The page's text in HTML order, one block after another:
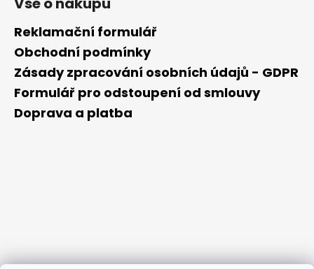
Reklamační formulář
Obchodní podmínky
Zásady zpracování osobních údajů - GDPR
Formulář pro odstoupení od smlouvy
Doprava a platba